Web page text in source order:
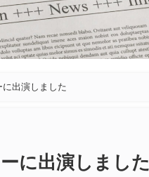
出演しました
に出演しました